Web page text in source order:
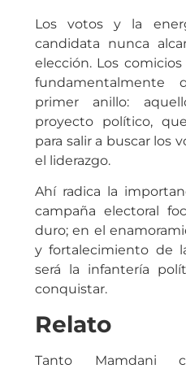
Los votos y la
candidata nunca
elección. Los
fundamentalmente
primer anillo:
proyecto político,
para salir a buscar los
el liderazgo.
Ahí radica la
campaña electoral
duro; en el
y fortalecimiento de
será la infantería
conquistar.
Relato
Tanto Mamdani